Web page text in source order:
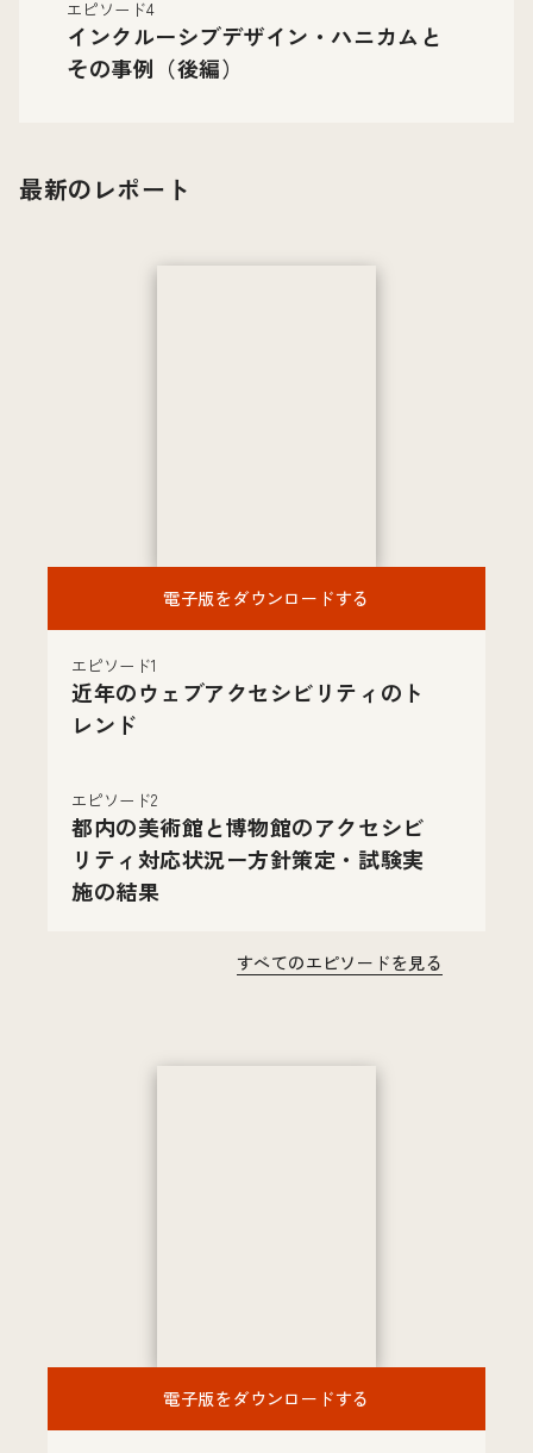
エピソード4
インクルーシブデザイン・ハニカムと
その事例（後編）
最新のレポート
電子版をダウンロードする
エピソード1
近年のウェブアクセシビリティのト
レンド
エピソード2
都内の美術館と博物館のアクセシビ
リティ対応状況ー方針策定・試験実
施の結果
すべてのエピソードを見る
電子版をダウンロードする